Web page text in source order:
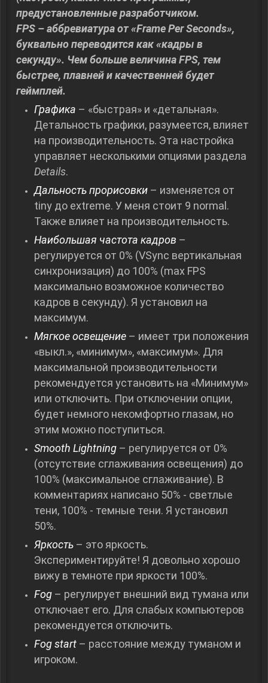
предустановленные разработчиком.
FPS – аббревиатура от «Frame Per Seconds»,
буквально переводится как «кадры в
секунду». Чем больше величина FPS, тем
быстрее, плавней и качественней будет
геймплей.
Графика – «быстрая» и «детальная».
Детальность графики, разумеется, влияет
на производительность. Эта настройка
управляет несколькими опциями раздела
Details.
Дальность прорисовки – изменяется от
tiny до extreme. У меня стоит 9 normal.
Также влияет на производительность.
Наибольшая частота кадров –
регулируется от 0% (VSync вертикальная
синхронизация) до 100% (max FPS
максимально возможное количество
кадров в секунду). Я установил на
максимум.
Мягкое освещение – имеет три положения
«выкл.», «минимум», «максимум». Для
максимальной производительности
рекомендуется установить на «Минимум»
или отключить. При отключении опции,
будет немного некомфортно глазам, но
этим можно поступиться.
Smooth Lightning – регулируется от 0%
(отсутствие сглаживания освещения) до
100% (максимальное сглаживание). В
комментариях написано 50% - светлые
тени, 100% - темные тени. Я установил
50%.
Яркость – это яркость.
Экспериментируйте! Я довольно хорошо
вижу в темноте при яркости 100%.
Fog – регулирует внешний вид тумана или
отключает его. Для слабых компьютеров
рекомендуется отключить.
Fog start – расстояние между туманом и
игроком.